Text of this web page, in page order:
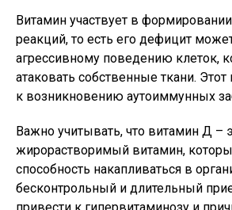
Витамин участвует в
реакций, то есть его дефицит
агрессивному поведению клеток,
атаковать собственные ткани.
к возникновению аутоиммунных
Важно учитывать, что витамин Д –
жирорастворимый витамин,
способность накапливаться в
бесконтрольный и длительный